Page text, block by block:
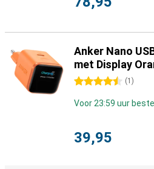
Anker Nano
met Display
4.5 sterren (1 )
Voor 23:59 uur
39,95